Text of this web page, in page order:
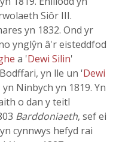
Siôr III.
yn 1832. Ond yr
ynglŷn â'r eisteddfod
a 'Dewi Silin'
yn lle un 'Dewi
Ninbych yn 1819. Yn
o dan y teitl
Barddoniaeth, sef ei
cynnwys hefyd rai